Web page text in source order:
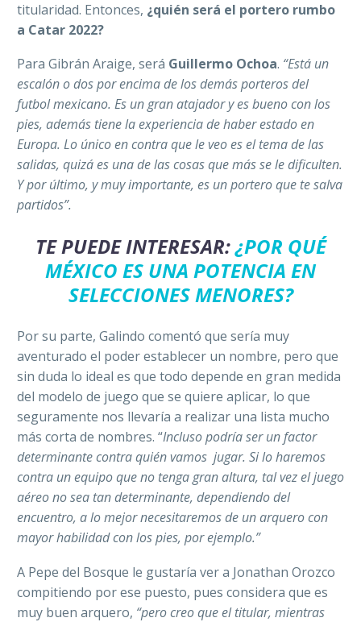
titularidad. Entonces, ¿quién será el portero rumbo
a Catar 2022?
Para Gibrán Araige, será Guillermo Ochoa. “Está un
escalón o dos por encima de los demás porteros del
futbol mexicano. Es un gran atajador y es bueno con los
pies, además tiene la experiencia de haber estado en
Europa. Lo único en contra que le veo es el tema de las
salidas, quizá es una de las cosas que más se le dificulten.
Y por último, y muy importante, es un portero que te salva
partidos”.
TE PUEDE INTERESAR:¿POR QUÉ
MÉXICO ES UNA POTENCIA EN
SELECCIONES MENORES?
Por su parte, Galindo comentó que sería muy
aventurado el poder establecer un nombre, pero que
sin duda lo ideal es que todo depende en gran medida
del modelo de juego que se quiere aplicar, lo que
seguramente nos llevaría a realizar una lista mucho
más corta de nombres. “Incluso podría ser un factor
determinante contra quién vamos jugar. Si lo haremos
contra un equipo que no tenga gran altura, tal vez el juego
aéreo no sea tan determinante, dependiendo del
encuentro, a lo mejor necesitaremos de un arquero con
mayor habilidad con los pies, por ejemplo.”
A Pepe del Bosque le gustaría ver a Jonathan Orozco
compitiendo por ese puesto, pues considera que es
muy buen arquero, “pero creo que el titular, mientras